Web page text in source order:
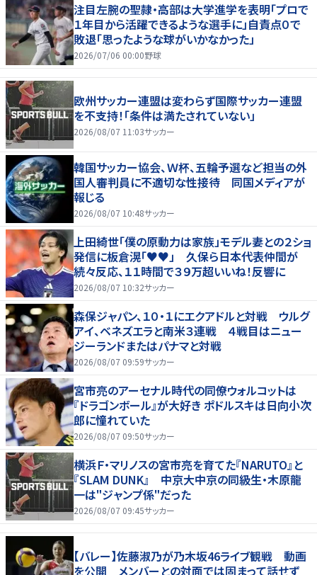
注目左腕の聖隷・高部は大学進学を表明「プロで
１年目から活躍できるような選手に」自責点０で
敗退「思ったような球がいかなかった」
2026/07/06 00:00野球
欧州サッカー連盟は変わらず国際サッカー連盟
を不支持！「条件は満たされていない」
2026/08/07 11:03サッカー
韓国サッカー協会、Ｗ杯、五輪予選など担当の外
国人審判員に不適切な性接待 同国メディアが
報じる
2026/08/07 10:48サッカー
上田綺世「僕の原動力は家族」モデル妻との２ショ
発信に板倉滉「♥♥」 久保ら日本代表仲間が
続々反応、１１時間で３９万超いいね！反響に
2026/08/07 10:32サッカー
森保ジャパン、１０・１にエクアドルと対戦 ウルグ
アイ、ベネズエラと南米３連戦 ４戦目はニュー
ジーランドまたはパナマと対戦
2026/08/07 09:59サッカー
宮市亮のアーセナル時代の同僚ウォルコットは
『ドラゴンボール』が大好き ポドルスキは日向小次
郎に憧れていた
2026/08/07 09:50サッカー
横浜Ｆ・マリノスの宮市亮を育てた『NARUTO』と
『SLAM DUNK』 中京大中京の同級生・木原龍
一は"ジャンプ係"だった
2026/08/07 09:45サッカー
【バレー】佐藤淑乃が乃木坂46ライブ観戦 動画
を公開 メンバーとの対面では固まって話せず